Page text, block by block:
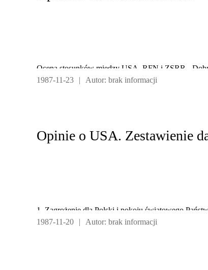
Ocena stosunków między USA, RFN i ZSRR -
1987-11-23
| Autor: brak informacji
Opinie o USA. Zestawienie
1. Zagrożenie dla Polski i pokoju światowego
1987-11-20
| Autor: brak informacji